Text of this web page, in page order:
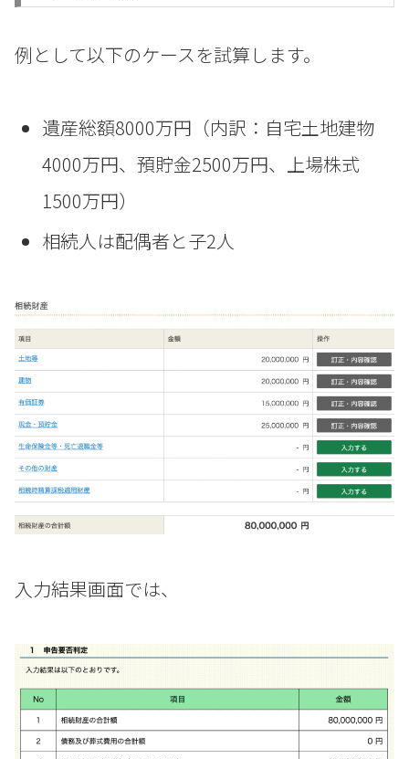
例として以下のケースを試算します。
遺産総額8000万円（内訳：自宅土地建物
4000万円、預貯金2500万円、上場株式
1500万円）
相続人は配偶者と子2人
入力結果画面では、